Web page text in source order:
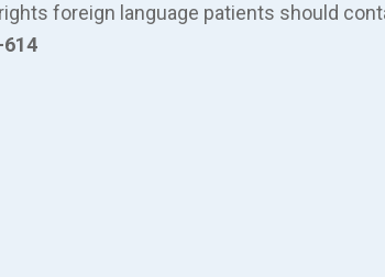
foreign language patients should